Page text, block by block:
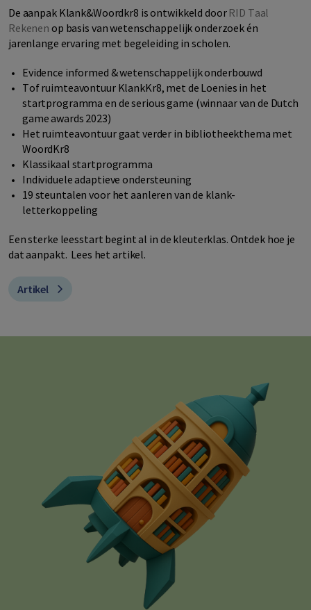
De aanpak Klank&Woordkr8 is ontwikkeld door RID Taal
Rekenen op basis van wetenschappelijk onderzoek én
jarenlange ervaring met begeleiding in scholen.
Evidence informed & wetenschappelijk onderbouwd
Tof ruimteavontuur KlankKr8, met de Loenies in het
startprogramma en de serious game (winnaar van de Dutch
game awards 2023)
Het ruimteavontuur gaat verder in bibliotheekthema met
WoordKr8
Klassikaal startprogramma
Individuele adaptieve ondersteuning
19 steuntalen voor het aanleren van de klank-
letterkoppeling
Een sterke leesstart begint al in de kleuterklas. Ontdek hoe je
dat aanpakt. Lees het artikel.
Artikel